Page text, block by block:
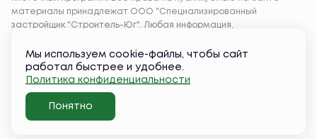
Мы используем cookie-файлы, чтобы сайт
работал быстрее и удобнее.
Политика конфиденциальности
Понятно